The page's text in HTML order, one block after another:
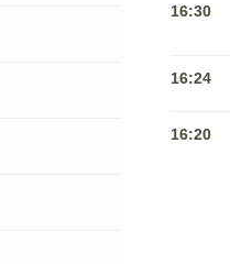
16:30
16:24
16:20